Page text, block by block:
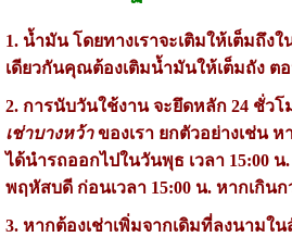
1. น้ำมัน โดยทางเราจะเติมให้เต็มถึ
เดียวกันคุณต้องเติมน้ำมันให้เต็มถัง ต
2. การนับวันใช้งาน จะยึดหลัก 24 ชั่ว
เช่าบางหว้าของเรา ยกตัวอย่างเช่น
ได้นำรถออกไปในวันพุธ เวลา 15:00
พฤหัสบดี ก่อนเวลา 15:00 น. หากเกิน
3. หากต้องเช่าเพิ่มจากเดิมที่ลงนามใ